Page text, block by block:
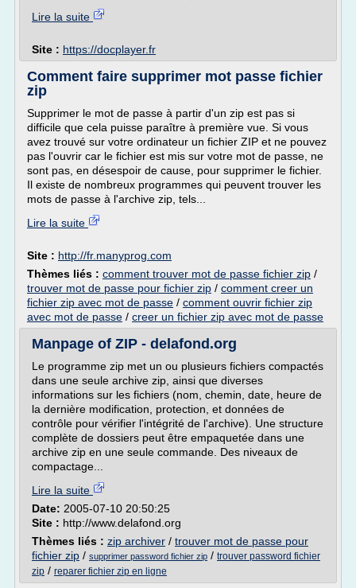
Lire la suite
Site : https://docplayer.fr
Comment faire supprimer mot passe fichier
zip
Supprimer le mot de passe à partir d'un zip est pas si
difficile que cela puisse paraître à première vue. Si vous
avez trouvé sur votre ordinateur un fichier ZIP et ne pouvez
pas l'ouvrir car le fichier est mis sur votre mot de passe, ne
sont pas, en désespoir de cause, pour supprimer le fichier.
Il existe de nombreux programmes qui peuvent trouver les
mots de passe à l'archive zip, tels...
Lire la suite
Site : http://fr.manyprog.com
Thèmes liés : comment trouver mot de passe fichier zip /
trouver mot de passe pour fichier zip / comment creer un
fichier zip avec mot de passe / comment ouvrir fichier zip
avec mot de passe / creer un fichier zip avec mot de passe
Manpage of ZIP - delafond.org
Le programme zip met un ou plusieurs fichiers compactés
dans une seule archive zip, ainsi que diverses
informations sur les fichiers (nom, chemin, date, heure de
la dernière modification, protection, et données de
contrôle pour vérifier l'intégrité de l'archive). Une structure
complète de dossiers peut être empaquetée dans une
archive zip en une seule commande. Des niveaux de
compactage...
Lire la suite
Date: 2005-07-10 20:50:25
Site : http://www.delafond.org
Thèmes liés : zip archiver / trouver mot de passe pour
fichier zip / supprimer password fichier zip / trouver password fichier
zip / reparer fichier zip en ligne